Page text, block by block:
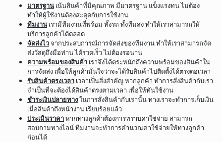
มาตรฐาน เน้นสินค้าที่มีคุณภาพ มีมาตรฐาน แข็งแรงทน ไม่ต้อง
ทำให้ผู้ใช้งานต้องสะดุดกับการใช้งาน
ทีมงาน เรามีทีมงานที่พร้อม ทั้งรถ ทั้งทีมส่ง ทำให้เราสามารถให้
บริการลูกค้าได้ตลอด
จัดส่งไวจากประสบการณ์การจัดส่งของทีมงาน ทำให้เราสามารถจัด
ส่งวัสดุถึงมือท่าน ได้รวดเร็ว ไม่ต้องรอนาน
ความพร้อมของสินค้า เราจึงได้ตระหนักถึงความพร้อมของสินค้าใน
การจัดส่ง เพื่อให้ลูกค้ามั่นใจว่าจะได้รับสินค้าไปติดตั้งได้ตรงต่อเวลา
รับสินค้าตรงเวลา เวลาเป็นสิ่งสำคัญ หากลูกค้า ทำการสั่งสินค้ากับเรา
จำเป็นที่จะต้องได้สินค้าตรงตามเวลา เพื่อให้ทันใช้งาน
ชำระเงินปลายทางในการสั่งสินค้ากับเรานั้น ทางเราจะทำการเก็บเงิน
เมื่อสินค้าถึงหน้างาน เรียบร้อยแล้ว
ประเมินราคาหากทางลูกค้าต้องการทราบค่าใช่จ่าย สามารถ
สอบถามทางไลน์ ทีมงานจะทำการคำนวณค่าใช้จ่ายให้ทางลูกค้า
ก่อนได้